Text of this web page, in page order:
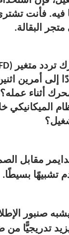
فيه. فأنت
البقالة.
إلى أمرين
أثناء
مقابل
تشبيهًا بسيطًا.
صنبور
تدريجيًّا